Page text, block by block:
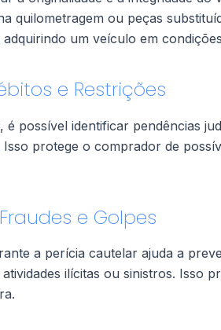
quilometragem ou peças
um veículo em
e Restrições
possível identificar pendências
protege o comprador de
e Golpes
a perícia cautelar ajuda a
ilícitas ou sinistros. Isso